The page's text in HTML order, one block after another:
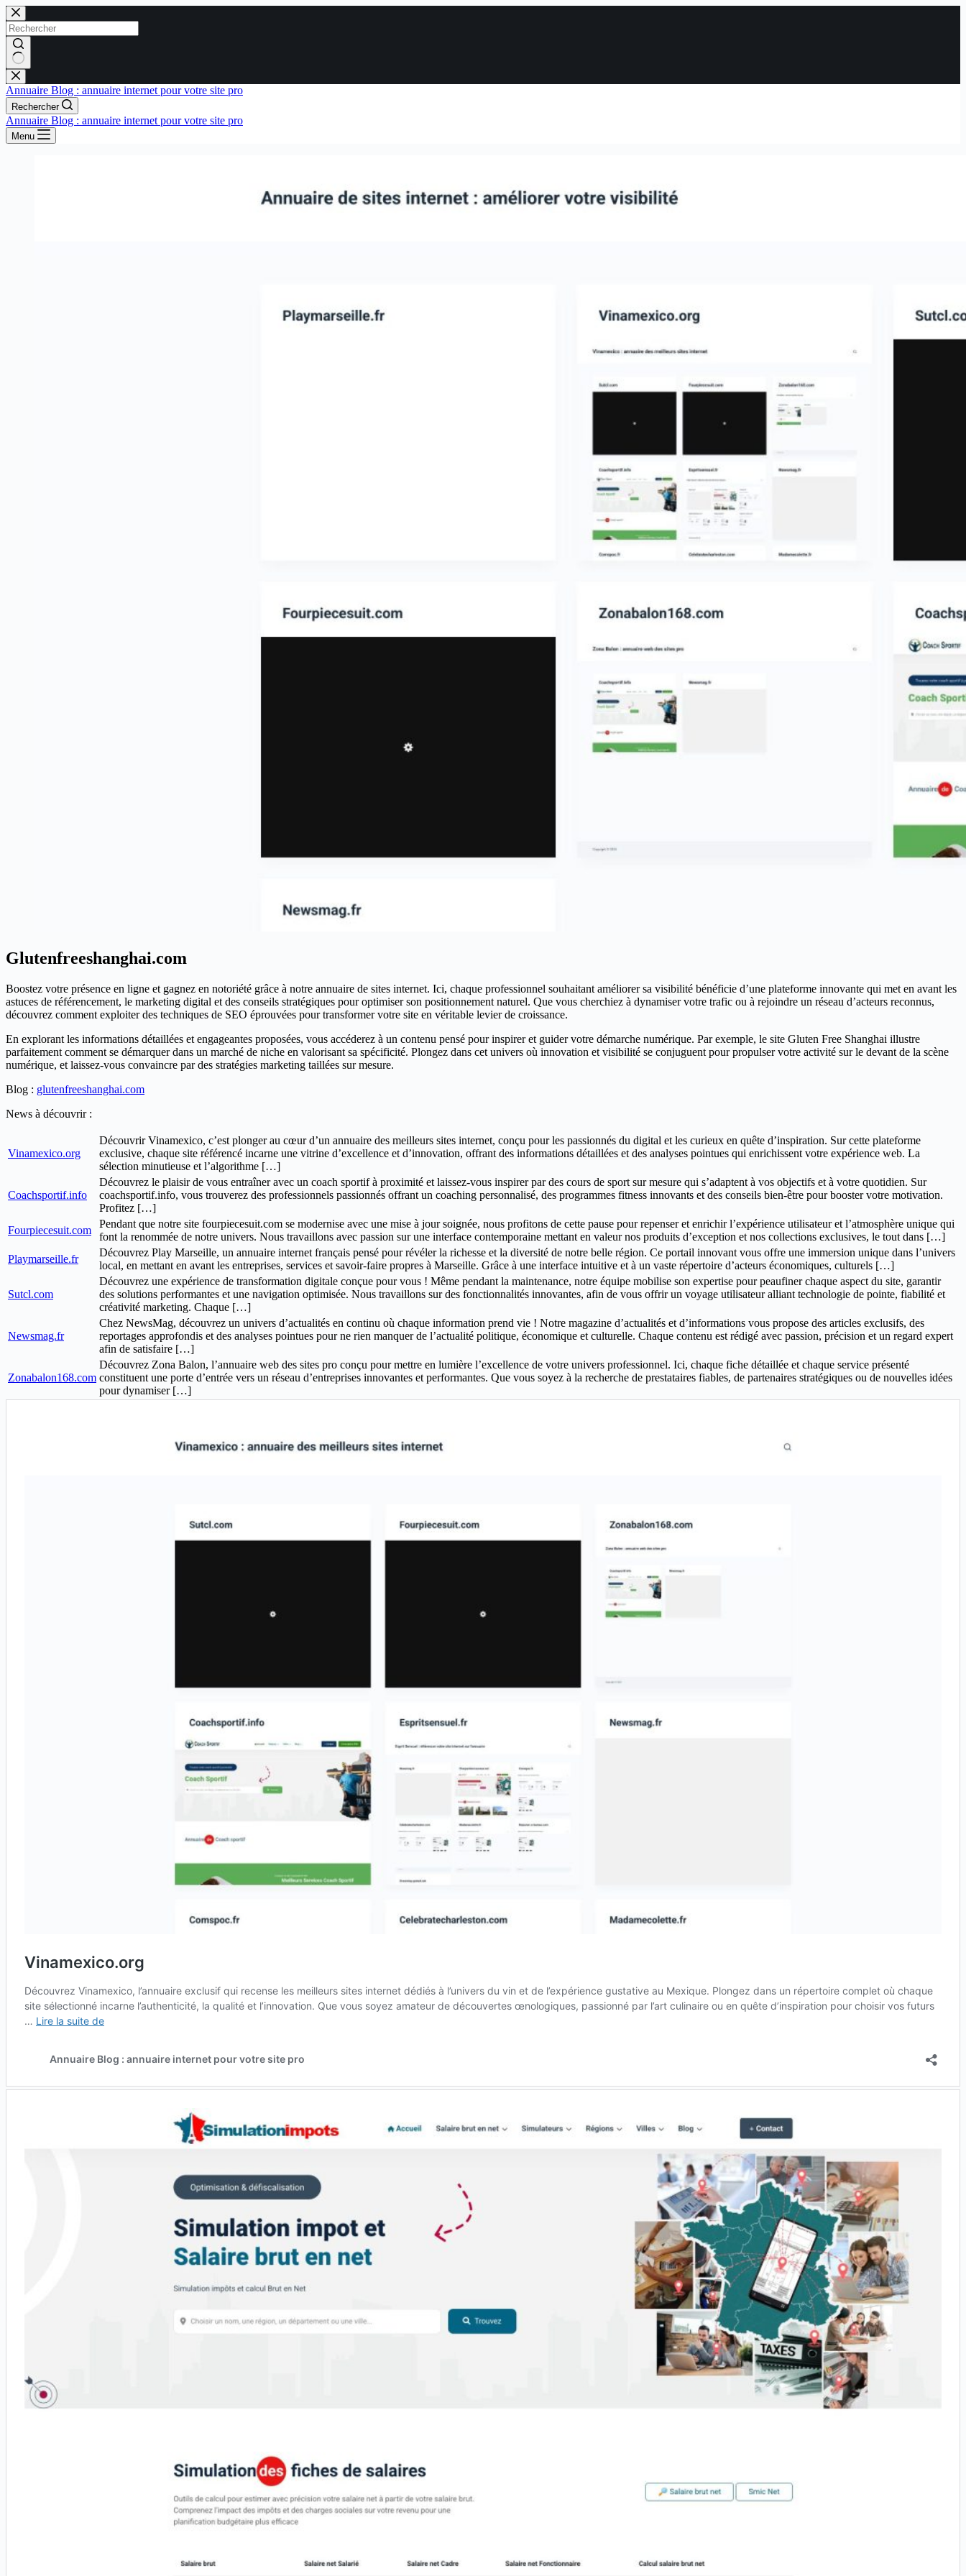
Passer
au
contenu
Aucun
résultat
Annuaire Blog : annuaire internet pour votre site pro
Rechercher
Annuaire Blog : annuaire internet pour votre site pro
Menu
Glutenfreeshanghai.com
Boostez votre présence en ligne et gagnez en notoriété grâce à notre annuaire de sites internet. Ici, chaque professionnel souhaitant améliorer sa visibilité bénéficie d’une plateforme innovante qui met en avant les
astuces de référencement, le marketing digital et des conseils stratégiques pour optimiser son positionnement naturel. Que vous cherchiez à dynamiser votre trafic ou à rejoindre un réseau d’acteurs reconnus,
découvrez comment exploiter des techniques de SEO éprouvées pour transformer votre site en véritable levier de croissance.
En explorant les informations détaillées et engageantes proposées, vous accéderez à un contenu pensé pour inspirer et guider votre démarche numérique. Par exemple, le site Gluten Free Shanghai illustre
parfaitement comment se démarquer dans un marché de niche en valorisant sa spécificité. Plongez dans cet univers où innovation et visibilité se conjuguent pour propulser votre activité sur le devant de la scène
numérique, et laissez-vous convaincre par des stratégies marketing taillées sur mesure.
Blog : glutenfreeshanghai.com
News à découvrir :
Vinamexico.org
Découvrir Vinamexico, c’est plonger au cœur d’un annuaire des meilleurs sites internet, conçu pour les passionnés du digital et les curieux en quête d’inspiration. Sur cette plateforme
exclusive, chaque site référencé incarne une vitrine d’excellence et d’innovation, offrant des informations détaillées et des analyses pointues qui enrichissent votre expérience web. La
sélection minutieuse et l’algorithme […]
Coachsportif.info
Découvrez le plaisir de vous entraîner avec un coach sportif à proximité et laissez-vous inspirer par des cours de sport sur mesure qui s’adaptent à vos objectifs et à votre quotidien. Sur
coachsportif.info, vous trouverez des professionnels passionnés offrant un coaching personnalisé, des programmes fitness innovants et des conseils bien-être pour booster votre motivation.
Profitez […]
Fourpiecesuit.com
Pendant que notre site fourpiecesuit.com se modernise avec une mise à jour soignée, nous profitons de cette pause pour repenser et enrichir l’expérience utilisateur et l’atmosphère unique qui
font la renommée de notre univers. Nous travaillons avec passion sur une interface contemporaine mettant en valeur nos produits d’exception et nos collections exclusives, le tout dans […]
Playmarseille.fr
Découvrez Play Marseille, un annuaire internet français pensé pour révéler la richesse et la diversité de notre belle région. Ce portail innovant vous offre une immersion unique dans l’univers
local, en mettant en avant les entreprises, services et savoir-faire propres à Marseille. Grâce à une interface intuitive et à un vaste répertoire d’acteurs économiques, culturels […]
Sutcl.com
Découvrez une expérience de transformation digitale conçue pour vous ! Même pendant la maintenance, notre équipe mobilise son expertise pour peaufiner chaque aspect du site, garantir
des solutions performantes et une navigation optimisée. Nous travaillons sur des fonctionnalités innovantes, afin de vous offrir un voyage utilisateur alliant technologie de pointe, fiabilité et
créativité marketing. Chaque […]
Newsmag.fr
Chez NewsMag, découvrez un univers d’actualités en continu où chaque information prend vie ! Notre magazine d’actualités et d’informations vous propose des articles exclusifs, des
reportages approfondis et des analyses pointues pour ne rien manquer de l’actualité politique, économique et culturelle. Chaque contenu est rédigé avec passion, précision et un regard expert
afin de satisfaire […]
Zonabalon168.com
Découvrez Zona Balon, l’annuaire web des sites pro conçu pour mettre en lumière l’excellence de votre univers professionnel. Ici, chaque fiche détaillée et chaque service présenté
constituent une porte d’entrée vers un réseau d’entreprises innovantes et performantes. Que vous soyez à la recherche de prestataires fiables, de partenaires stratégiques ou de nouvelles idées
pour dynamiser […]